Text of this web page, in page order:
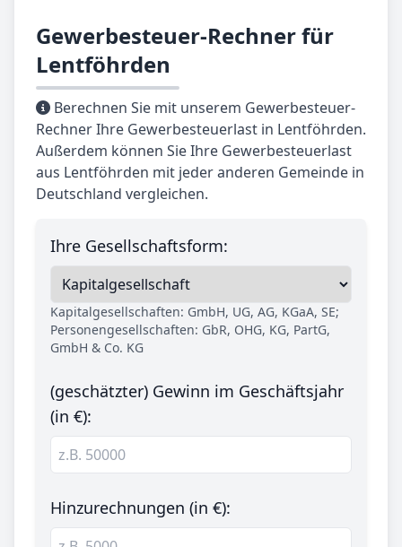
Gewerbesteuer-Rechner für
Lentföhrden
Berechnen Sie mit unserem Gewerbesteuer-
Rechner Ihre Gewerbesteuerlast in Lentföhrden.
Außerdem können Sie Ihre Gewerbesteuerlast
aus Lentföhrden mit jeder anderen Gemeinde in
Deutschland vergleichen.
Ihre Gesellschaftsform:
Kapitalgesellschaften: GmbH, UG, AG, KGaA, SE;
Personengesellschaften: GbR, OHG, KG, PartG,
GmbH & Co. KG
(geschätzter) Gewinn im Geschäftsjahr
(in €):
Hinzurechnungen (in €):